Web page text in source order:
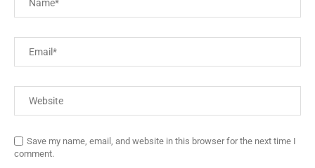
Save my name, email, and website in this browser for the next time I
comment.